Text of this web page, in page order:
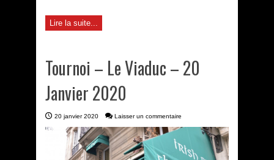
Lire la suite...
Tournoi – Le Viaduc – 20
Janvier 2020
20 janvier 2020 Laisser un commentaire